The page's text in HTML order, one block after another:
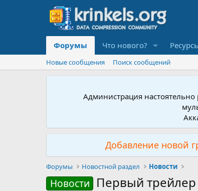
Форумы Что нового?
Новые сообщения Поиск сообщений
Администрация
Добавление новой
Форумы Новостной раздел Новости
Новости Первый